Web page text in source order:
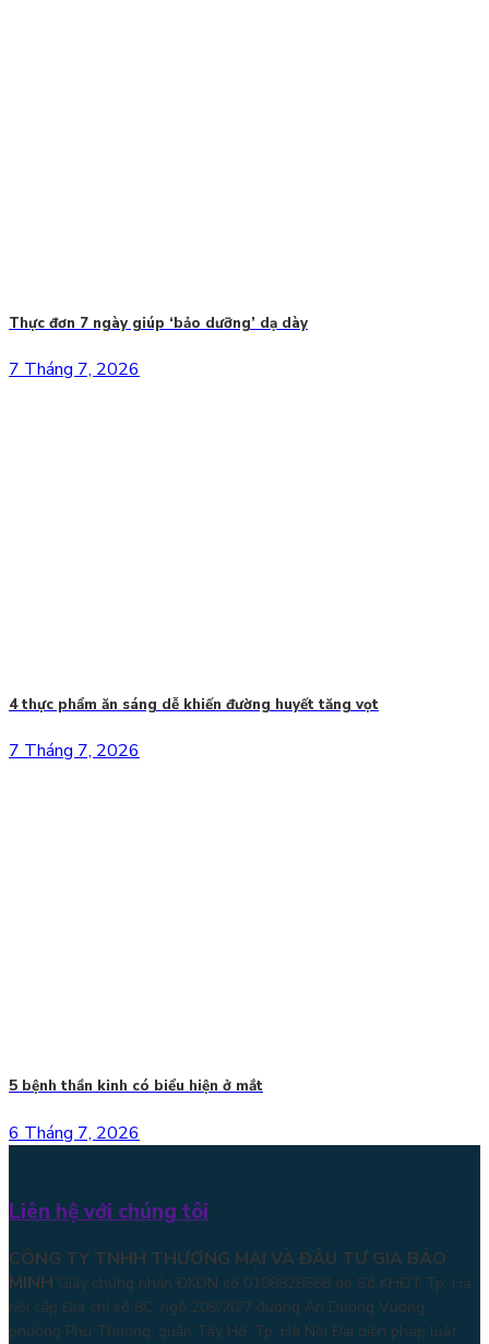
Thực đơn 7 ngày giúp ‘bảo dưỡng’ dạ dày
7 Tháng 7, 2026
4 thực phẩm ăn sáng dễ khiến đường huyết tăng vọt
7 Tháng 7, 2026
5 bệnh thần kinh có biểu hiện ở mắt
6 Tháng 7, 2026
Liên hệ với chúng tôi
CÔNG TY TNHH THƯƠNG MẠI VÀ ĐẦU TƯ GIA BẢO
MINH Giấy chứng nhận ĐKDN số 0108828568 do Sở KHĐT Tp. Hà
nội cấp Địa chỉ số 8C, ngõ 209/20/7 đường An Dương Vương,
phường Phú Thượng, quận Tây Hồ, Tp. Hà Nội Đại diện pháp luật: